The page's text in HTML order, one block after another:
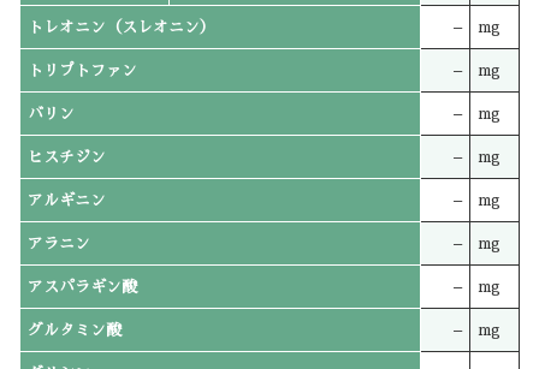
トレオニン（スレオニン） – mg
トリプトファン – mg
バリン – mg
ヒスチジン – mg
アルギニン – mg
アラニン – mg
アスパラギン酸 – mg
グルタミン酸 – mg